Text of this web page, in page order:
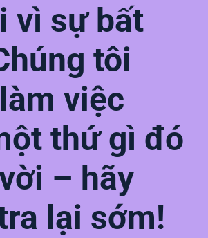
vì sự bất
tôi
việc
thứ gì đó
– hãy
lại sớm!